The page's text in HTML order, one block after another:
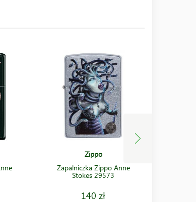
Zippo
Zapalniczka Zippo Anne
Stokes 29573
140 zł